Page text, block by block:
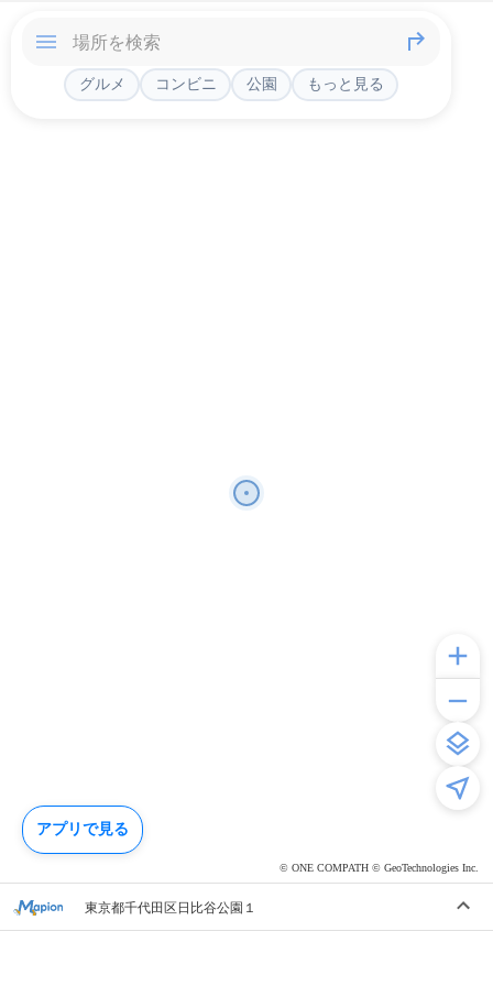
© ONE COMPATH © GeoTechnologies Inc.
グルメ コンビニ 公園 もっと見る
東京都千代田区日比谷公園１
アプリで見る